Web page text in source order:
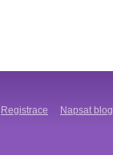
Registrace Napsat blog